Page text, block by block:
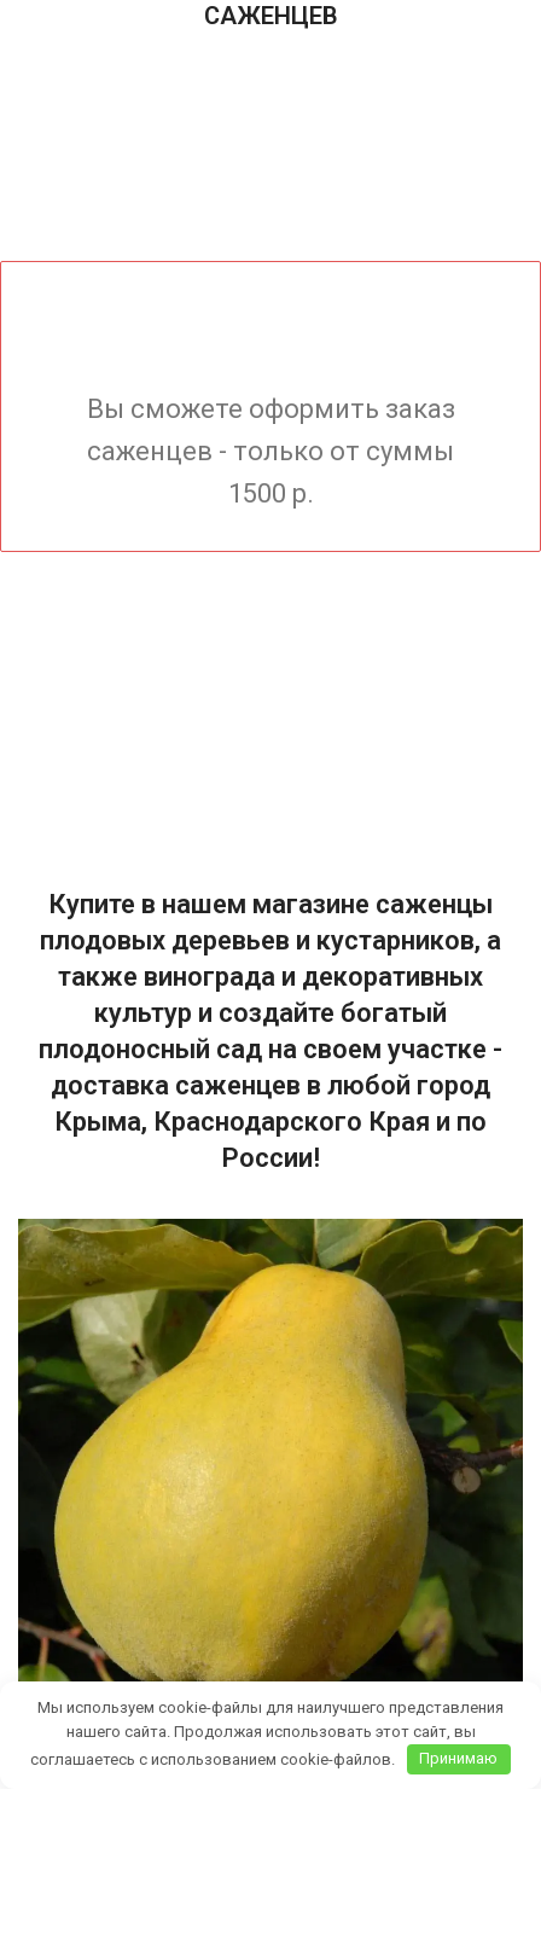
САЖЕНЦЕВ
Вы сможете оформить заказ
саженцев - только от суммы
1500 р.
Купите в нашем магазине саженцы
плодовых деревьев и кустарников, а
также винограда и декоративных
культур и создайте богатый
плодоносный сад на своем участке -
доставка саженцев в любой город
Крыма, Краснодарского Края и по
России!
Мы используем cookie-файлы для наилучшего представления
нашего сайта. Продолжая использовать этот сайт, вы
соглашаетесь с использованием cookie-файлов.
Принимаю